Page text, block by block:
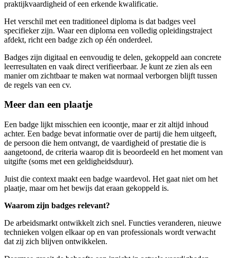
praktijkvaardigheid of een erkende kwalificatie.
Het verschil met een traditioneel diploma is dat badges veel
specifieker zijn. Waar een diploma een volledig opleidingstraject
afdekt, richt een badge zich op één onderdeel.
Badges zijn digitaal en eenvoudig te delen, gekoppeld aan concrete
leerresultaten en vaak direct verifieerbaar. Je kunt ze zien als een
manier om zichtbaar te maken wat normaal verborgen blijft tussen
de regels van een cv.
Meer dan een plaatje
Een badge lijkt misschien een icoontje, maar er zit altijd inhoud
achter. Een badge bevat informatie over de partij die hem uitgeeft,
de persoon die hem ontvangt, de vaardigheid of prestatie die is
aangetoond, de criteria waarop dit is beoordeeld en het moment van
uitgifte (soms met een geldigheidsduur).
Juist die context maakt een badge waardevol. Het gaat niet om het
plaatje, maar om het bewijs dat eraan gekoppeld is.
Waarom zijn badges relevant?
De arbeidsmarkt ontwikkelt zich snel. Functies veranderen, nieuwe
technieken volgen elkaar op en van professionals wordt verwacht
dat zij zich blijven ontwikkelen.